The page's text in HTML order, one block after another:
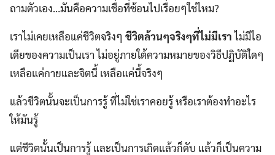
ถามตัวเอง…มันคือความเชื่อที่ซ้อนไปเรื่อยๆใช่ไหม?
เราไม่เคยเหลือแค่ชีวิตจริงๆ ชีวิตล้วนๆจริงๆที่ไม่มีเราไม่มีไอ
เดียของความเป็นเรา ไม่อยู่ภายใต้ความหมายของวิธีปฏิบัติใดๆ
เหลือแค่กายและจิตนี้ เหลือแค่นี้จริงๆ
แล้วชีวิตนั้นจะเป็นการรู้ ที่ไม่ใช่เราคอยรู้ หรือเราต้องทำอะไร
ให้มันรู้
แต่ชีวิตนั้นเป็นการรู้ และเป็นการเกิดแล้วก็ดับ แล้วก็เป็นความ